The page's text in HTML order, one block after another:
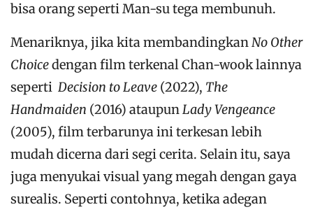
bisa orang seperti Man-su tega membunuh.
Menariknya, jika kita membandingkanNo Other
Choicedengan film terkenal Chan-wook lainnya
seperti Decision to Leave (2022), The
Handmaiden (2016) ataupunLady Vengeance
(2005), film terbarunya ini terkesan lebih
mudah dicerna dari segi cerita. Selain itu, saya
juga menyukai visual yang megah dengan gaya
surealis. Seperti contohnya, ketika adegan